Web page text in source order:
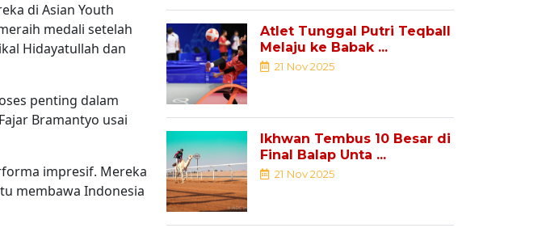
di Asian Youth
medali setelah
Hidayatullah dan
penting dalam
Bramantyo usai
impresif. Mereka
membawa Indonesia
Atlet Tunggal Putri Teqball
Melaju ke Babak ...
21 Nov 2025
Ikhwan Tembus 10 Besar di
Final Balap Unta ...
21 Nov 2025